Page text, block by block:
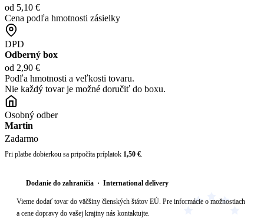
od 5,10 €
Cena podľa hmotnosti zásielky
DPD
Odberný box
od 2,90 €
Podľa hmotnosti a veľkosti tovaru.
Nie každý tovar je možné doručiť do boxu.
Osobný odber
Martin
Zadarmo
Pri platbe dobierkou sa pripočíta príplatok 1,50 €.
Dodanie do zahraničia · International delivery
Vieme dodať tovar do väčšiny členských štátov EÚ. Pre informácie o možnostiach
a cene dopravy do vašej krajiny nás kontaktujte.